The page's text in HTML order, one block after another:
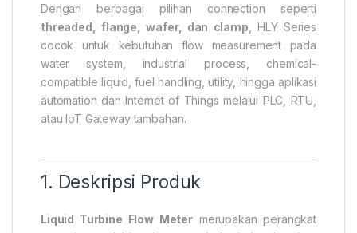
Dengan berbagai pilihan connection seperti
threaded, flange, wafer, dan clamp , HLY Series
cocok untuk kebutuhan flow measurement pada
water system, industrial process, chemical-
compatible liquid, fuel handling, utility, hingga aplikasi
automation dan Internet of Things melalui PLC, RTU,
atau IoT Gateway tambahan.
1. Deskripsi Produk
Liquid Turbine Flow Meter merupakan perangkat